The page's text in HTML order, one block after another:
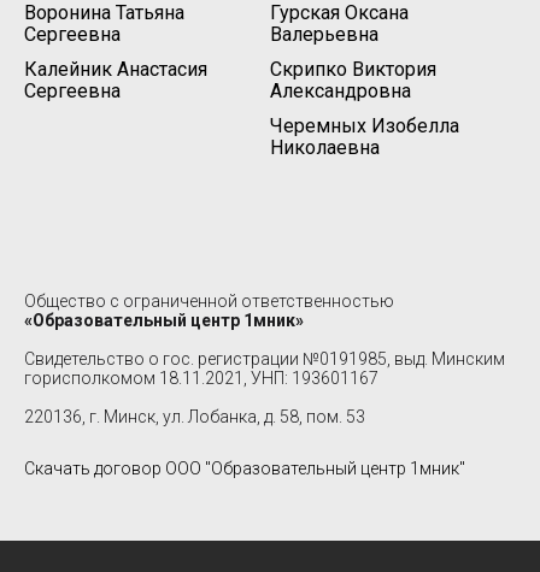
Воронина Татьяна
Сергеевна
Калейник Анастасия
Сергеевна
Гурская Оксана
Валерьевна
Скрипко Виктория
Александровна
Черемных Изобелла
Николаевна
Общество с ограниченной ответственностью
«Образовательный центр 1мник»
Свидетельство о гос. регистрации №0191985, выд. Минским
горисполкомом 18.11.2021, УНП: 193601167
220136, г. Минск, ул. Лобанка, д. 58, пом. 53
Скачать договор ООО "Образовательный центр 1мник"